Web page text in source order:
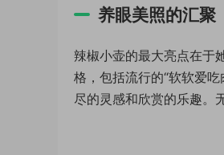
养眼美照的汇聚
辣椒小壶的最大亮点在于
格，包括流行的“软软爱
尽的灵感和欣赏的乐趣。